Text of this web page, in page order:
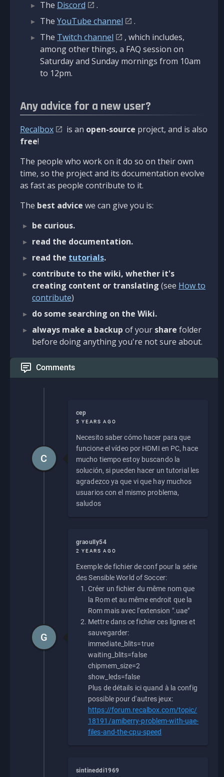
The Discord
.
The YouTube channel
.
The Twitch channel
, which includes,
among other things, a FAQ session on
Saturday and Sunday mornings from 10am
to 12pm.
Any advice for a new user?
Recalbox is an open-source project, and is also
free!
The people who work on it do so on their own
time, so the project and its documentation evolve
as fast as people contribute to it.
The best advice we can give you is:
be curious.
read the documentation.
read the tutorials.
contribute to the wiki, whether it's
creating content or translating (see How to
contribute)
do some searching on the Wiki.
always make a backup of your share folder
before doing anything you're not sure about.
Comments
cep
5 YEARS AGO
Necesito saber cómo hacer para que
funcione el vídeo por HDMI en PC, hace
mucho tiempo estoy buscando la
solución, si pueden hacer un tutorial les
agradezco ya que vi que hay muchos
usuarios con el mismo problema,
saludos
C
graoully54
2 YEARS AGO
Exemple de fichier de conf pour la série
des Sensible World of Soccer:
Créer un fichier du même nom que
la Rom et au même endroit que la
Rom mais avec l'extension ".uae"
Mettre dans ce fichier ces lignes et
sauvegarder:
immediate_blits=true
waiting_blits=false
chipmem_size=2
show_leds=false
Plus de détails ici quand à la config
possible pour d'autres jeux:
https://forum.recalbox.com/topic/
18191/amiberry-problem-with-uae-
files-and-the-cpu-speed
G
sintineddi1969